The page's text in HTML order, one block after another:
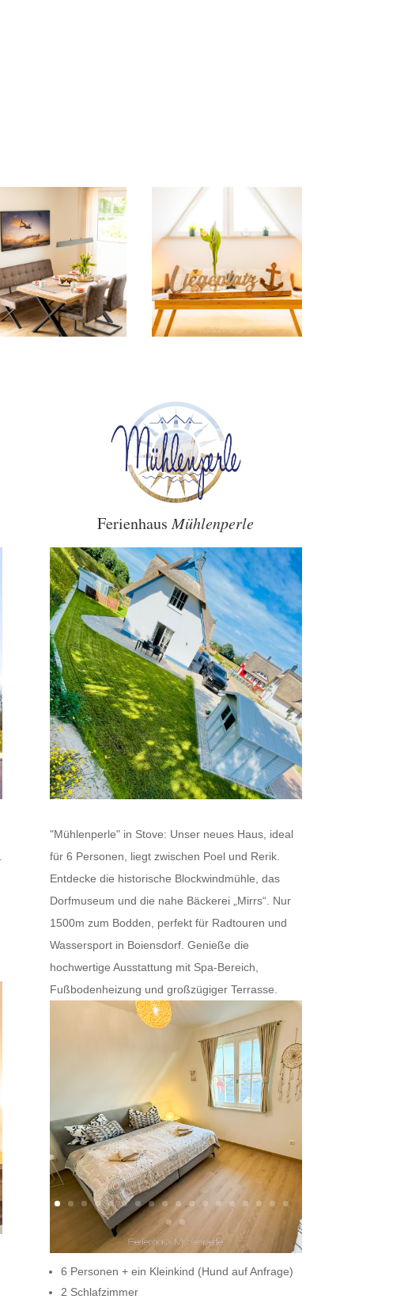
FerienhausMühlenperle
"Mühlenperle" in Stove: Unser neues Haus, ideal
für 6 Personen, liegt zwischen Poel und Rerik.
Entdecke die historische Blockwindmühle, das
Dorfmuseum und die nahe Bäckerei „Mirrs“. Nur
1500m zum Bodden, perfekt für Radtouren und
Wassersport in Boiensdorf. Genieße die
hochwertige Ausstattung mit Spa-Bereich,
Fußbodenheizung und großzügiger Terrasse.
6 Personen + ein Kleinkind (Hund auf Anfrage)
2 Schlafzimmer